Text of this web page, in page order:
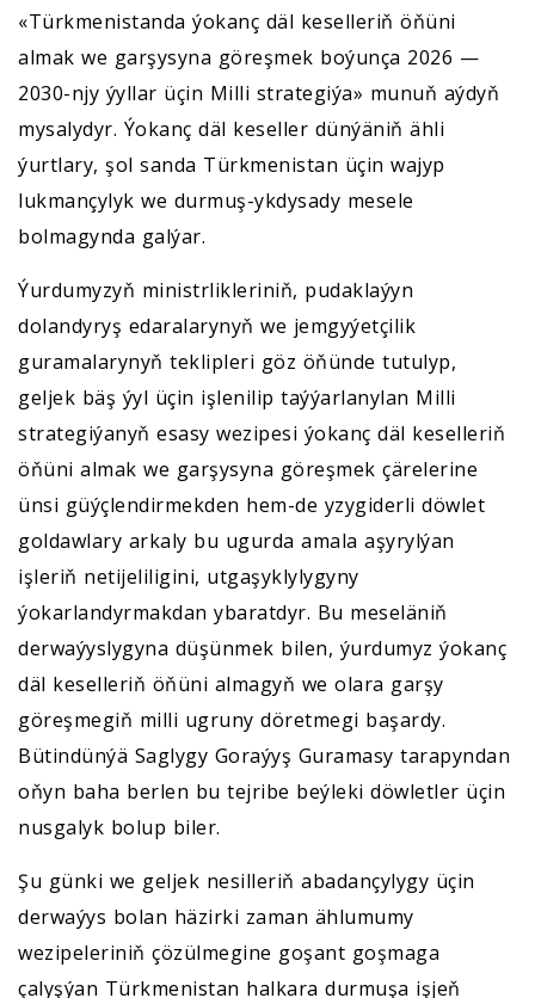
«Türkmenistanda ýokanç däl keselleriň öňüni
almak we garşysyna göreşmek boýunça 2026 —
2030-njy ýyllar üçin Milli strategiýa» munuň aýdyň
mysalydyr. Ýokanç däl keseller dünýäniň ähli
ýurtlary, şol sanda Türkmenistan üçin wajyp
lukmançylyk we durmuş-ykdysady mesele
bolmagynda galýar.
Ýurdumyzyň ministrlikleriniň, pudaklaýyn
dolandyryş edaralarynyň we jemgyýetçilik
guramalarynyň teklipleri göz öňünde tutulyp,
geljek bäş ýyl üçin işlenilip taýýarlanylan Milli
strategiýanyň esasy wezipesi ýokanç däl keselleriň
öňüni almak we garşysyna göreşmek çärelerine
ünsi güýçlendirmekden hem-de yzygiderli döwlet
goldawlary arkaly bu ugurda amala aşyrylýan
işleriň netijeliligini, utgaşyklylygyny
ýokarlandyrmakdan ybaratdyr. Bu meseläniň
derwaýyslygyna düşünmek bilen, ýurdumyz ýokanç
däl keselleriň öňüni almagyň we olara garşy
göreşmegiň milli ugruny döretmegi başardy.
Bütindünýä Saglygy Goraýyş Guramasy tarapyndan
oňyn baha berlen bu tejribe beýleki döwletler üçin
nusgalyk bolup biler.
Şu günki we geljek nesilleriň abadançylygy üçin
derwaýys bolan häzirki zaman ählumumy
wezipeleriniň çözülmegine goşant goşmaga
çalyşýan Türkmenistan halkara durmuşa işjeň